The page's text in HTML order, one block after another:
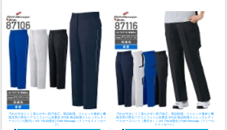
汚れが付きにくく落ちやすい防汚加工。製品制電、ストレッチ素材と機
能充実の男女ペアユニフォーム自重堂 87106 製品制電ストレッチレディ
ースパンツ(裏付)／JIS T8118適合│Field Message（フィールドメッセー
ジ）
汚れが付きにくく落ちやすい防汚加工。製品制電、ストレッチ素材と機
能充実の男女ペアユニフォーム自重堂 87116 製品制電ストレッチレディ
ースカーゴパンツ（裏付き）／JIS T8118適合│Field Message（フィール
ドメッセージ）